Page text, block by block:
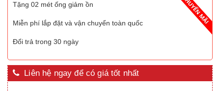
Tặng 02 mét ống giảm ồn
Miễn phí lắp đặt và vận chuyển toàn quốc
Đổi trả trong 30 ngày
Liên hệ ngay để có giá tốt nhất